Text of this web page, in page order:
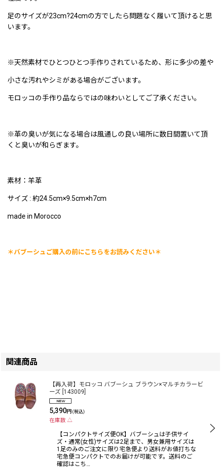
足のサイズが23cm?24cmの方でしたら問題なく履いて頂けると思
います。
※天然素材でひとつひとつ手作りされているため、形に多少の差や
小さな汚れやシミがある場合がございます。
モロッコの手作り品ならではの味わいとしてご了承ください。
※革の臭いが気になる場合は風通しの良い場所に数日間置いて頂
くと臭いが和らぎます。
素材：羊革
サイズ : 約24.5cm×9.5cm×h7cm
made in Morocco
＊バブーシュご購入の前にこちらをお読みください＊
関連商品
【再入荷】モロッコ バブーシュ ブラウン×マルチカラービ
ーズ 143009
5,390円(税込)
在庫数 △
【コンパクトサイズ便OK】バブーシュは子供サイ
ズ・通常(女性)サイズは2足まで、男女兼用サイズは
1足のみのご注文に限り宅急便より送料がお値打ちな
宅急便コンパクトでのお届けが可能です。送料のご
確認はこち…